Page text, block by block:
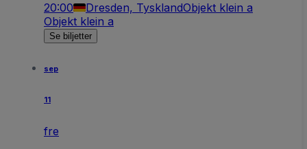
20:00 Dresden, TysklandObjekt klein a
Objekt klein a
Se biljetter
sep
11
fre